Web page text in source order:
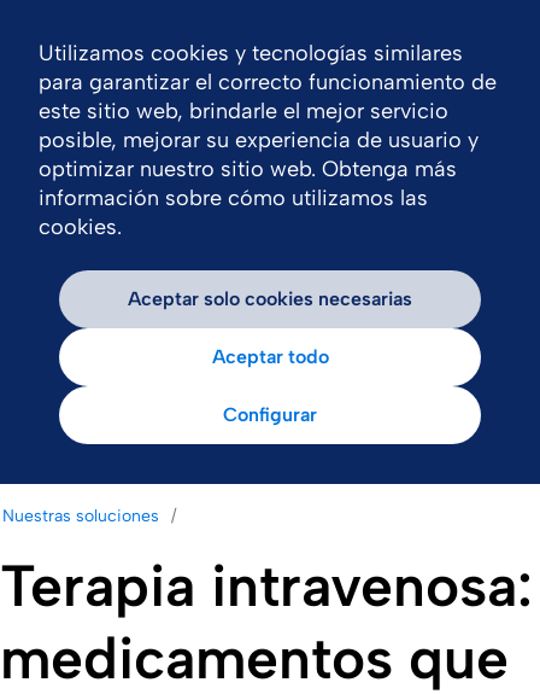
Nuestras soluciones
Terapia intravenosa:
medicamentos que
Utilizamos cookies y tecnologías similares
para garantizar el correcto funcionamiento de
este sitio web, brindarle el mejor servicio
posible, mejorar su experiencia de usuario y
optimizar nuestro sitio web. Obtenga más
información sobre cómo utilizamos las
cookies.
Aceptar solo cookies necesarias
Aceptar todo
Configurar